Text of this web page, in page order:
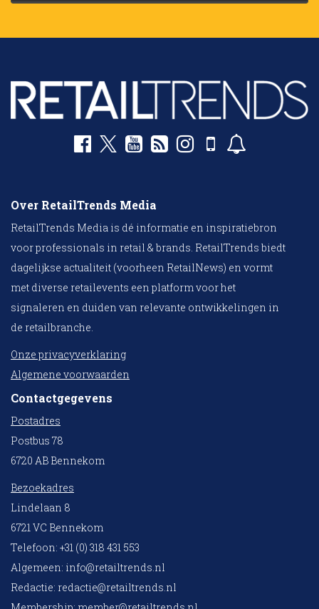
Over RetailTrends Media
RetailTrends Media is dé informatie en inspiratiebron
voor professionals in retail & brands. RetailTrends biedt
dagelijkse actualiteit (voorheen RetailNews) en vormt
met diverse retailevents een platform voor het
signaleren en duiden van relevante ontwikkelingen in
de retailbranche.
Onze privacyverklaring
Algemene voorwaarden
Contactgegevens
Postadres
Postbus 78
6720 AB Bennekom
Bezoekadres
Lindelaan 8
6721 VC Bennekom
Telefoon: +31 (0) 318 431 553
Algemeen: info@retailtrends.nl
Redactie: redactie@retailtrends.nl